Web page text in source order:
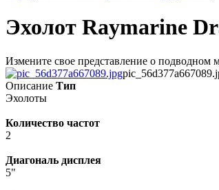
Эхолот Raymarine
Измените свое представление о
Описание Тип
Эхолоты
Количество частот
2
Диагональ дисплея
5"